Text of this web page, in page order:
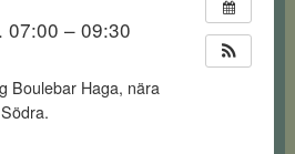
07:00 – 09:30
Boulebar Haga, nära